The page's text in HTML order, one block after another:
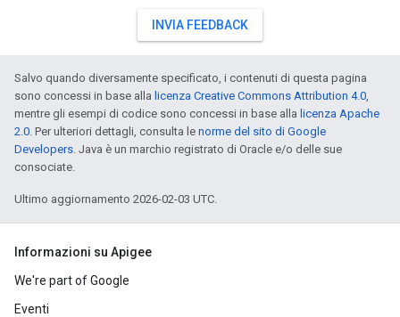
INVIA FEEDBACK
Salvo quando diversamente specificato, i contenuti di questa pagina
sono concessi in base alla licenza Creative Commons Attribution 4.0,
mentre gli esempi di codice sono concessi in base alla licenza Apache
2.0. Per ulteriori dettagli, consulta le norme del sito di Google
Developers. Java è un marchio registrato di Oracle e/o delle sue
consociate.
Ultimo aggiornamento 2026-02-03 UTC.
Informazioni su Apigee
We're part of Google
Eventi